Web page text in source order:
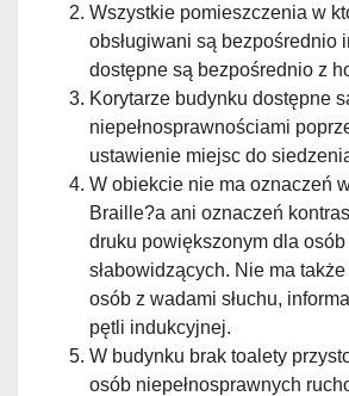
Wszystkie pomieszczenia w
obsługiwani są bezpośrednio
dostępne są bezpośrednio z
Korytarze budynku dostępne
niepełnosprawnościami
ustawienie miejsc do
W obiekcie nie ma oznaczeń
Braille?a ani oznaczeń
druku powiększonym dla
słabowidzących. Nie ma
osób z wadami słuchu,
pętli indukcyjnej.
W budynku brak toalety
osób niepełnosprawnych